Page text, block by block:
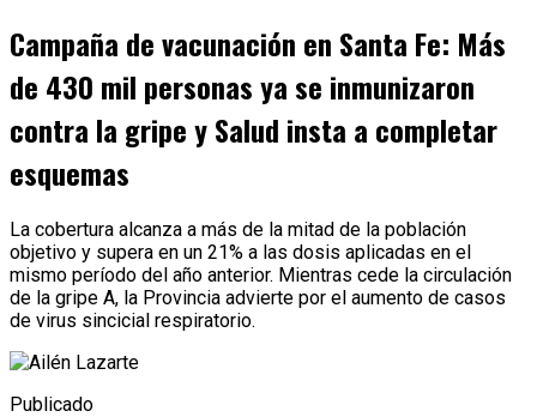
Campaña de vacunación en Santa Fe: Más
de 430 mil personas ya se inmunizaron
contra la gripe y Salud insta a completar
esquemas
La cobertura alcanza a más de la mitad de la población
objetivo y supera en un 21% a las dosis aplicadas en el
mismo período del año anterior. Mientras cede la circulación
de la gripe A, la Provincia advierte por el aumento de casos
de virus sincicial respiratorio.
Publicado